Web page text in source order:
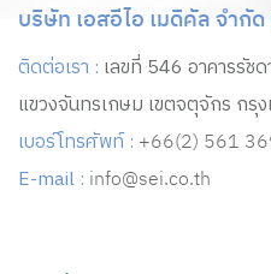
บริษัท เอสอีไอ เมดิคัล จำกั
ติดต่อเรา : เลขที่ 546 อาคารรัช
แขวงจันทรเกษม เขตจตุจักร กรุ
เบอร์โทรศัพท์ : +66(2) 561
E-mail : info@sei.co.th